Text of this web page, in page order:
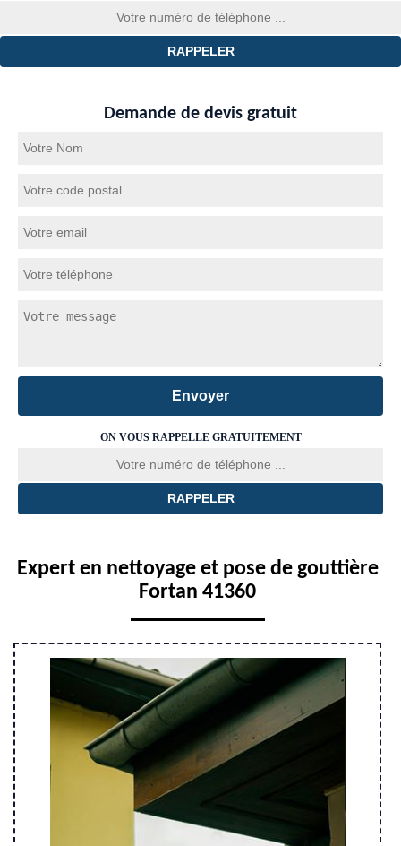
Demande de devis gratuit
ON VOUS RAPPELLE GRATUITEMENT
Expert en nettoyage et pose de gouttière
Fortan 41360